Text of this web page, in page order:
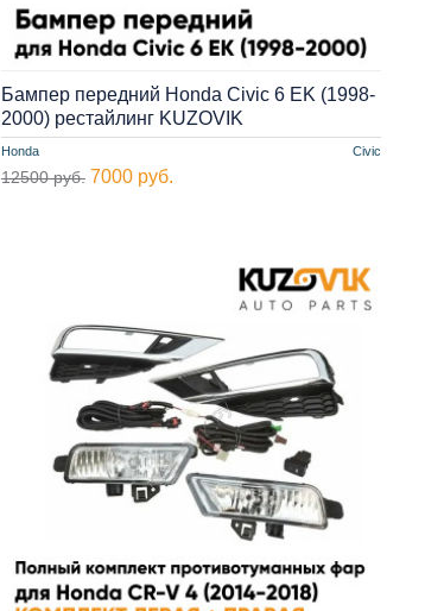
Honda Civic
Бампер передний Honda Civic 6 EK (1998-
2000) рестайлинг KUZOVIK
12500 руб. 7000 руб.